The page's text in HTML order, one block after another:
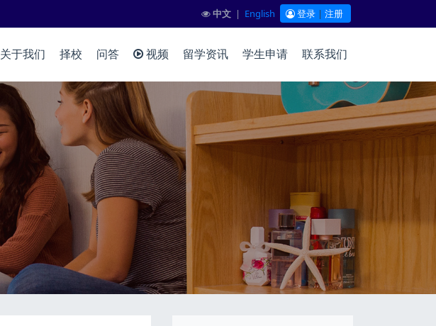
中文 | English 登录 | 注册
关于我们 择校 问答 视频 留学资讯 学生申请 联系我们